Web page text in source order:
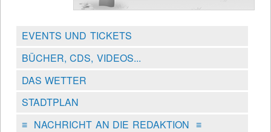
EVENTS UND TICKETS
BÜCHER, CDS, VIDEOS...
DAS WETTER
STADTPLAN
≡NACHRICHT AN DIE REDAKTION ≡